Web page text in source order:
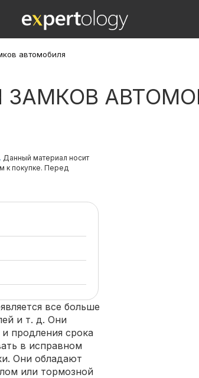
автомобиля
Данный материал носит
к покупке. Перед
все больше
и т. д. Они
продления срока
в исправном
Они обладают
или тормозной